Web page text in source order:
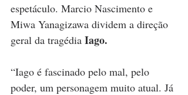
espetáculo. Marcio Nascimento e
Miwa Yanagizawa dividem a direção
geral da tragédia Iago.
“Iago é fascinado pelo mal, pelo
poder, um personagem muito atual. Já